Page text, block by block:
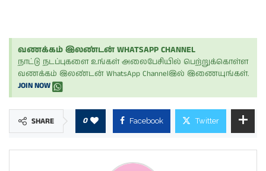
வணக்கம் இலண்டன் WHATSAPP CHANNEL
நாட்டு நடப்புகளை உங்கள் அலைபேசியில் பெற்றுக்கொள்ள
வணக்கம் இலண்டன் WhatsApp Channelஇல் இணையுங்கள்.
JOIN NOW
SHARE 0 Facebook Twitter